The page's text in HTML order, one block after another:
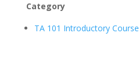
Category
TA 101 Introductory Course